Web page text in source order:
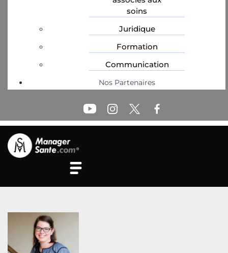
soins
Juridique
Formation
Communication
Nos Partenaires